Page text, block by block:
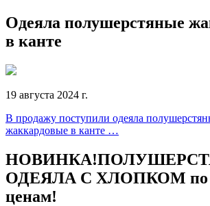
Одеяла полушерстяные
в канте
19 августа 2024 г.
В продажу поступили одеяла
жаккардовые в канте …
ОДЕЯЛА С ХЛОПКОМ
ценам!